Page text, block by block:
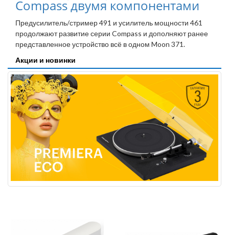
Compass двумя компонентами
Предусилитель/стример 491 и усилитель мощности 461
продолжают развитие серии Compass и дополняют ранее
представленное устройство всё в одном Moon 371.
Акции и новинки